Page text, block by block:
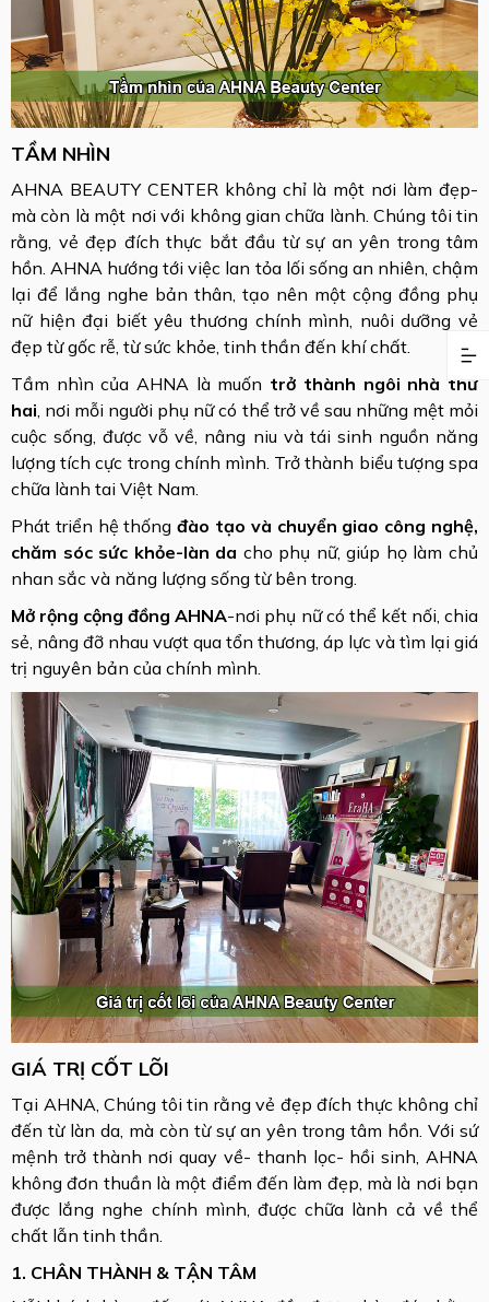
TẦM NHÌN
AHNA BEAUTY CENTER không chỉ là một nơi làm đẹp-
mà còn là một nơi với không gian chữa lành. Chúng tôi tin
rằng, vẻ đẹp đích thực bắt đầu từ sự an yên trong tâm
hồn. AHNA hướng tới việc lan tỏa lối sống an nhiên, chậm
lại để lắng nghe bản thân, tạo nên một cộng đồng phụ
nữ hiện đại biết yêu thương chính mình, nuôi dưỡng vẻ
đẹp từ gốc rễ, từ sức khỏe, tinh thần đến khí chất.
Tầm nhìn của AHNA là muốn trở thành ngôi nhà thứ
hai, nơi mỗi người phụ nữ có thể trở về sau những mệt mỏi
cuộc sống, được vỗ về, nâng niu và tái sinh nguồn năng
lượng tích cực trong chính mình. Trở thành biểu tượng spa
chữa lành tai Việt Nam.
Phát triển hệ thốngđào tạo và chuyển giao công nghệ,
chăm sóc sức khỏe-làn da cho phụ nữ, giúp họ làm chủ
nhan sắc và năng lượng sống từ bên trong.
Mở rộng cộng đồng AHNA-nơi phụ nữ có thể kết nối, chia
sẻ, nâng đỡ nhau vượt qua tổn thương, áp lực và tìm lại giá
trị nguyên bản của chính mình.
GIÁ TRỊ CỐT LÕI
Tại AHNA, Chúng tôi tin rằng vẻ đẹp đích thực không chỉ
đến từ làn da, mà còn từ sự an yên trong tâm hồn. Với sứ
mệnh trở thành nơi quay về- thanh lọc- hồi sinh, AHNA
không đơn thuần là một điểm đến làm đẹp, mà là nơi bạn
được lắng nghe chính mình, được chữa lành cả về thể
chất lẫn tinh thần.
1. CHÂN THÀNH & TẬN TÂM